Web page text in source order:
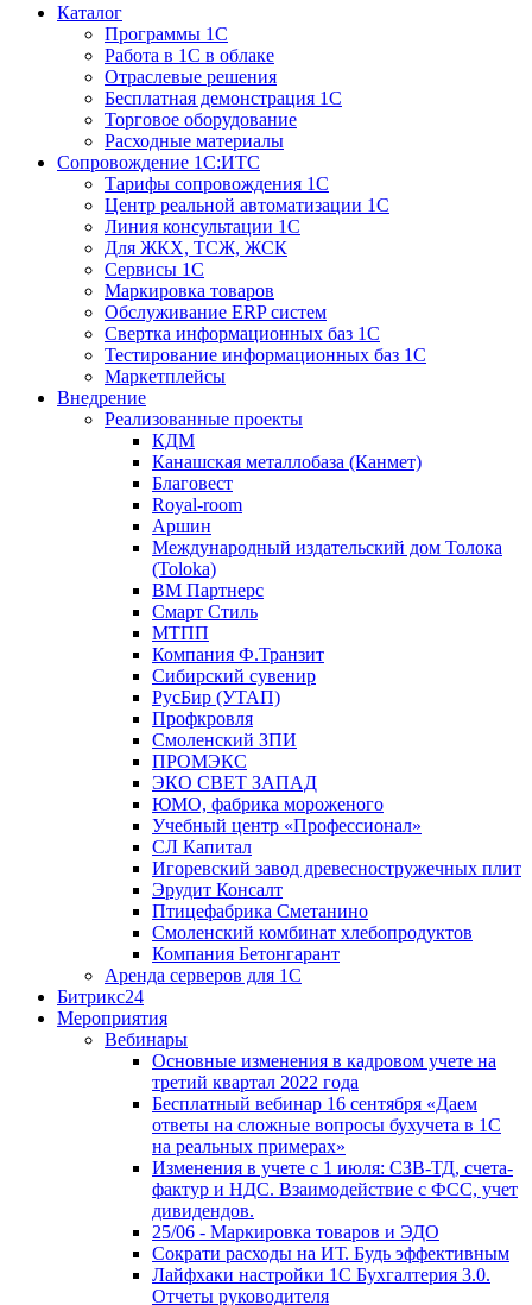
Каталог
Программы 1С
Работа в 1С в облаке
Отраслевые решения
Бесплатная демонстрация 1С
Торговое оборудование
Расходные материалы
Сопровождение 1С:ИТС
Тарифы сопровождения 1С
Центр реальной автоматизации 1С
Линия консультации 1С
Для ЖКХ, ТСЖ, ЖСК
Сервисы 1С
Маркировка товаров
Обслуживание ERP систем
Свертка информационных баз 1С
Тестирование информационных баз 1С
Маркетплейсы
Внедрение
Реализованные проекты
КДМ
Канашская металлобаза (Канмет)
Благовест
Royal-room
Аршин
Международный издательский дом Толока
(Toloka)
ВМ Партнерс
Смарт Стиль
МТПП
Компания Ф.Транзит
Сибирский сувенир
РусБир (УТАП)
Профкровля
Смоленский ЗПИ
ПРОМЭКС
ЭКО СВЕТ ЗАПАД
ЮМО, фабрика мороженого
Учебный центр «Профессионал»
СЛ Капитал
Игоревский завод древесностружечных плит
Эрудит Консалт
Птицефабрика Сметанино
Смоленский комбинат хлебопродуктов
Компания Бетонгарант
Аренда серверов для 1С
Битрикс24
Мероприятия
Вебинары
Основные изменения в кадровом учете на
третий квартал 2022 года
Бесплатный вебинар 16 сентября «Даем
ответы на сложные вопросы бухучета в 1С
на реальных примерах»
Изменения в учете с 1 июля: СЗВ-ТД, счета-
фактур и НДС. Взаимодействие с ФСС, учет
дивидендов.
25/06 - Маркировка товаров и ЭДО
Сократи расходы на ИТ. Будь эффективным
Лайфхаки настройки 1С Бухгалтерия 3.0.
Отчеты руководителя